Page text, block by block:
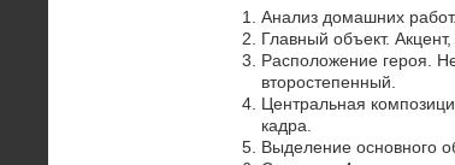
Анализ домашних работ.
Главный объект.
Расположение героя.
второстепенный.
Центральная
кадра.
Выделение основного